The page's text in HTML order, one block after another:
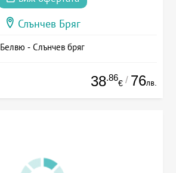
Слънчев Бряг
Белвю - Слънчев бряг
38.86
€ / 76лв.